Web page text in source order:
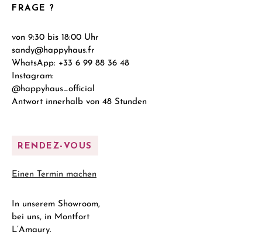
FRAGE ?
von 9:30 bis 18:00 Uhr
sandy@happyhaus.fr
WhatsApp: +33 6 99 88 36 48
Instagram:
@happyhaus_official
Antwort innerhalb von 48 Stunden
RENDEZ-VOUS
Einen Termin machen
In unserem Showroom,
bei uns, in Montfort
L’Amaury.